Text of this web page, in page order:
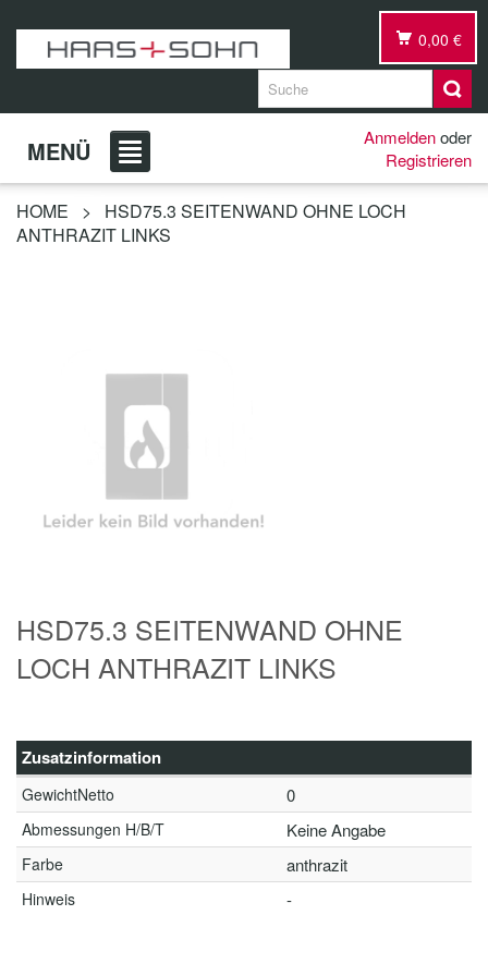
0,00 €
MENÜ Anmeldenoder
Registrieren
HOME >
HSD75.3 SEITENWAND OHNE LOCH
ANTHRAZIT LINKS
HSD75.3 SEITENWAND OHNE
LOCH ANTHRAZIT LINKS
Zusatzinformation
GewichtNetto 0
Abmessungen H/B/T Keine Angabe
Farbe anthrazit
Hinweis -